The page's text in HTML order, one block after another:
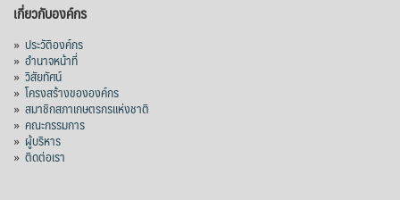
เกี่ยวกับองค์กร
» ประวัติองค์กร
» อำนาจหน้าที่
» วิสัยทัศน์
» โครงสร้างขององค์กร
» สมาชิกสภาเกษตรกรแห่งชาติ
» คณะกรรมการ
» ผู้บริหาร
» ติดต่อเรา